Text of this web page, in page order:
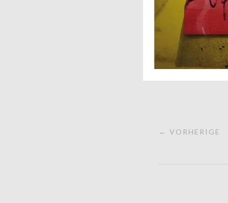
← VORHERIGE